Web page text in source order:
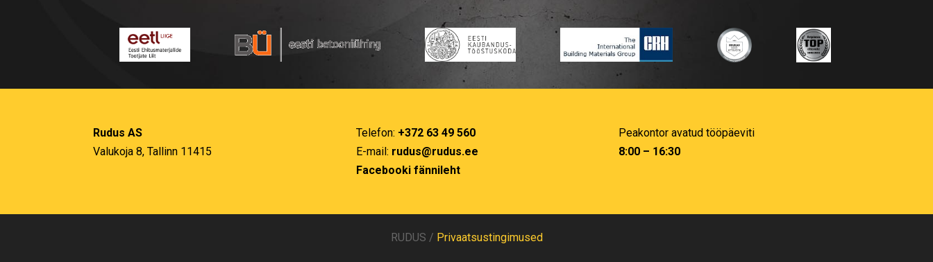
Rudus AS
Valukoja 8, Tallinn 11415
Telefon: +372 63 49 560
E-mail: rudus@rudus.ee
Facebooki fännileht
Peakontor avatud tööpäeviti
8:00 – 16:30
RUDUS / Privaatsustingimused